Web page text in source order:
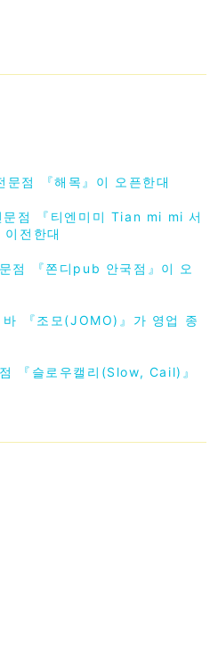
문점 『해목』이 오픈한대
점 『티엔미미 Tian mi mi 서
전한대
점 『쫀디pub 안국점』이 오
『조모(JOMO)』가 영업 종
『슬로우캘리(Slow, Cail)』